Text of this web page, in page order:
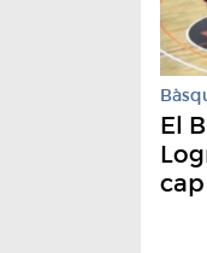
El